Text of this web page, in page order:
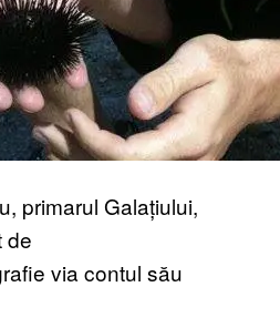
primarul Galațiului,
de
via contul său